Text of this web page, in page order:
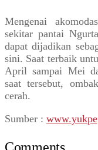
Mengenai
sekitar pantai
dapat dijadikan
sini. Saat terbaik
April sampai Mei
saat tersebut,
cerah.
Sumber :